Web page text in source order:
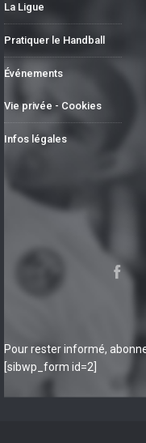
La Ligue
Pratiquer le Handball
Événements
Vie privée - Cookies
Infos légales
Pour rester informé,
[sibwp_form id=2]